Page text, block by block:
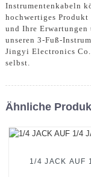
Instrumentenkabeln
hochwertiges
und Ihre
unseren 3-Fuß-
Jingyi Electronics
selbst.
Ähnliche
1/4 JACK AUF